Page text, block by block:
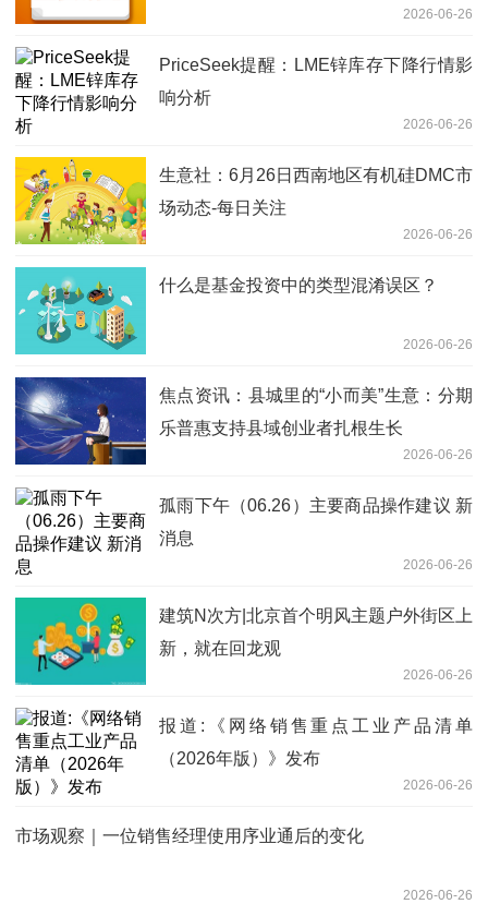
2026-06-26
PriceSeek提醒：LME锌库存下降行情影
响分析
2026-06-26
生意社：6月26日西南地区有机硅DMC市
场动态-每日关注
2026-06-26
什么是基金投资中的类型混淆误区？
2026-06-26
焦点资讯：县城里的“小而美”生意：分期
乐普惠支持县域创业者扎根生长
2026-06-26
孤雨下午（06.26）主要商品操作建议 新
消息
2026-06-26
建筑N次方|北京首个明风主题户外街区上
新，就在回龙观
2026-06-26
报道:《网络销售重点工业产品清单
（2026年版）》发布
2026-06-26
市场观察｜一位销售经理使用序业通后的变化
2026-06-26